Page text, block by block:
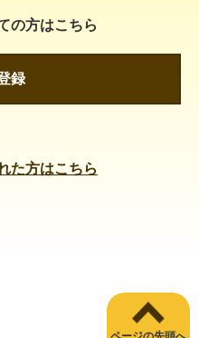
の方はこちら
録
た方はこちら